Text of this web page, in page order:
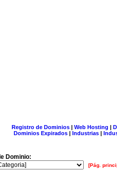
Registro de Dominios| Web Hosting |
Dominios Expirados | Industrias |
Dominio:
[Pág.